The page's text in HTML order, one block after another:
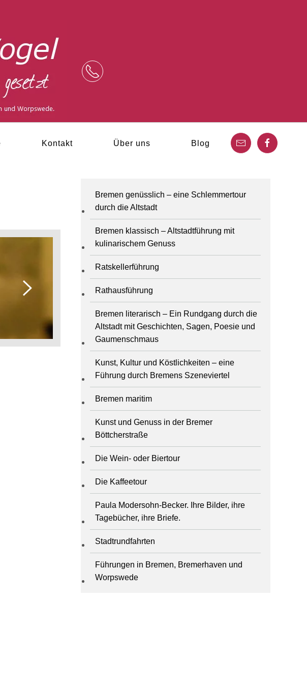
Kontakt Über uns Blog
Bremen genüsslich – eine Schlemmertour
durch die Altstadt
Bremen klassisch – Altstadtführung mit
kulinarischem Genuss
Ratskellerführung
Rathausführung
Bremen literarisch – Ein Rundgang durch die
Altstadt mit Geschichten, Sagen, Poesie und
Gaumenschmaus
Kunst, Kultur und Köstlichkeiten – eine
Führung durch Bremens Szeneviertel
Bremen maritim
Kunst und Genuss in der Bremer
Böttcherstraße
Die Wein- oder Biertour
Die Kaffeetour
Paula Modersohn-Becker. Ihre Bilder, ihre
Tagebücher, ihre Briefe.
Stadtrundfahrten
Führungen in Bremen, Bremerhaven und
Worpswede